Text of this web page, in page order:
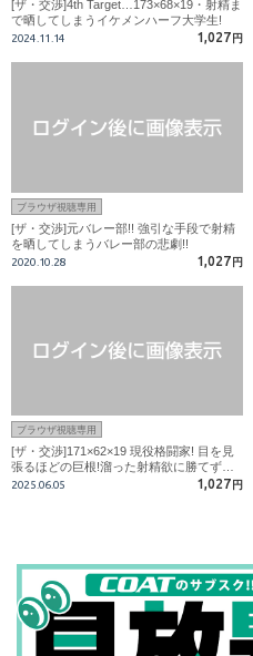
[ザ・交渉]4th Target…173×68×19・射精ま
で晒してしまうイケメンハーフ大学生!
2024.11.14 1,027 円
ブラウザ視聴専用
[ザ・交渉]元バレー部!! 強引な手段で射精
を晒してしまうバレー部の悲劇!!
2020.10.28 1,027 円
ブラウザ視聴専用
[ザ・交渉]171×62×19 現役格闘家! 目を見
張るほどの巨根!溜った射精欲に勝てず…
2025.06.05 1,027 円